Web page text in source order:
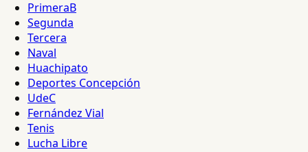
PrimeraB
Segunda
Tercera
Naval
Huachipato
Deportes Concepción
UdeC
Fernández Vial
Tenis
Lucha Libre